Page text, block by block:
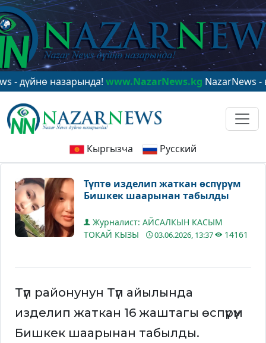
назарында!www.NazarNews.kgNazarNews - в
Кыргызча Русский
Түптө изделип жаткан өспүрүм
Бишкек шаарынан табылды
Журналист: АЙСАЛКЫН КАСЫМ
ТОКАЙ КЫЗЫ
03.06.2026, 13:37 14161
Түп районунун Түп айылында
изделип жаткан 16 жаштагы өспүрүм
Бишкек шаарынан табылды.